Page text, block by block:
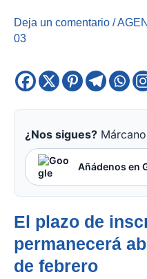
Deja un comentario /
03
¿Nos sigues?
Añádenos en
El plazo de
permanecerá
de febrero